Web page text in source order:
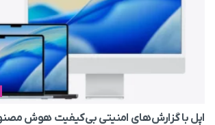
اپل با گزارش‌های امنیتی بی‌کیفیت هوش